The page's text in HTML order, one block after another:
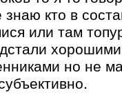
кто в
или там
но не